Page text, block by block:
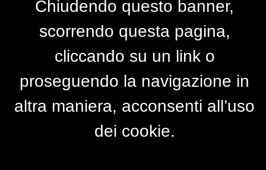
Per accedere alla versione completa del
clicca qui
PRIMO PIANO
Chiudendo questo banner,
scorrendo questa pagina,
cliccando su un link o
proseguendo la navigazione in
altra maniera, acconsenti all’uso
dei cookie.